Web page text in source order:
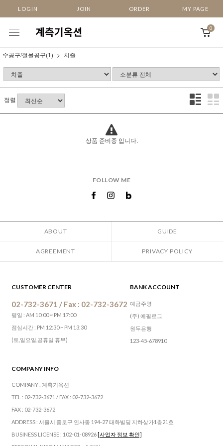
LOGIN JOIN ORDER MY PAGE
0
수공구/철물공구(1) 치즐
정렬
상품 준비중 입니다.
FOLLOW ME
ABOUT GUIDE
AGREEMENT PRIVACY POLICY
CUSTOMER CENTER
02-732-3671 / Fax : 02-732-3672
평일 : AM 10:00 ~ PM 17:00
점심시간 : PM 12:30 ~ PM 13:30
(토,일요일,공휴일 휴무)
BANK ACCOUNT
예금주명
(주) 에필로그
원두은행
123-45-678910
COMPANY INFO
COMPANY : 계측기옥션
TEL : 02-732-3671 / FAX : 02-732-3672
FAX : 02-732-3672
ADDRESS : 서울시 종로구 인사동 194-27 태화빌딩 지하상가1층21호
BUSINESS LICENSE : 102-01-08926[사업자 정보 확인]